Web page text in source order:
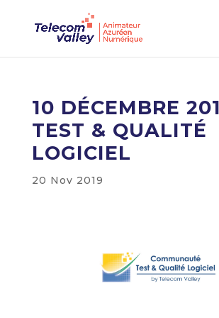
10 DÉCEMBRE
TEST & QUALITÉ
LOGICIEL
20 Nov 2019